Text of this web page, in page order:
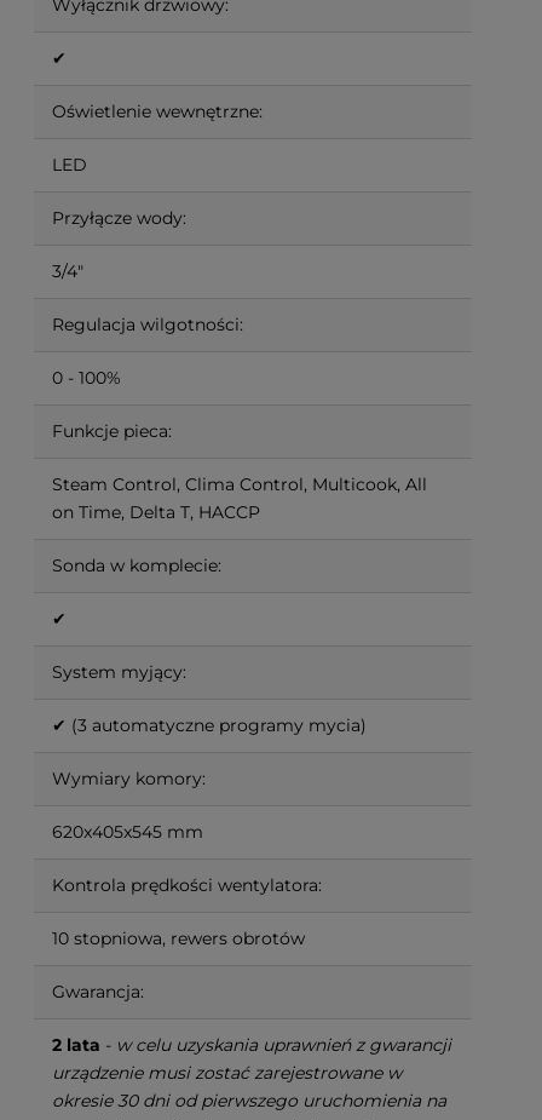
Wyłącznik drzwiowy:
✔
Oświetlenie wewnętrzne:
LED
Przyłącze wody:
3/4"
Regulacja wilgotności:
0 - 100%
Funkcje pieca:
Steam Control, Clima Control, Multicook, All
on Time, Delta T, HACCP
Sonda w komplecie:
✔
System myjący:
✔ (3 automatyczne programy mycia)
Wymiary komory:
620x405x545 mm
Kontrola prędkości wentylatora:
10 stopniowa, rewers obrotów
Gwarancja:
2 lata - w celu uzyskania uprawnień z gwarancji
urządzenie musi zostać zarejestrowane w
okresie 30 dni od pierwszego uruchomienia na